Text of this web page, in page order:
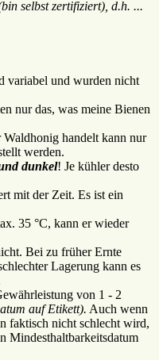
selbst zertifiziert), d.h. ...
variabel und wurden nicht
nur das, was meine Bienen
handelt kann nur
werden.
dunkel! Je kühler desto
mit der Zeit. Es ist ein
35 °C, kann er wieder
Bei zu früher Ernte
Lagerung kann es
von 1 - 2
auf Etikett). Auch wenn
faktisch nicht schlecht wird,
Mindesthaltbarkeitsdatum